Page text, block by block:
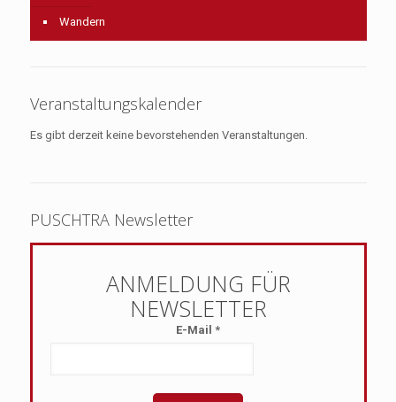
Wandern
Veranstaltungskalender
Es gibt derzeit keine bevorstehenden Veranstaltungen.
PUSCHTRA Newsletter
E-Mail *